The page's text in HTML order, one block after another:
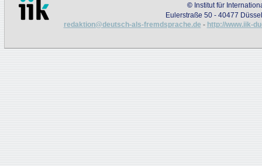
© Institut für
Eulerstraße 50 - 40477
redaktion@deutsch-als-fremdsprache.de - http://www.iik-